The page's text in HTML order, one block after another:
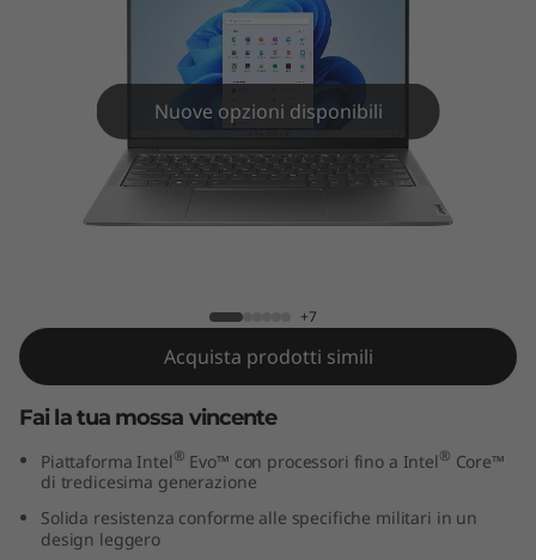
n
e
Nuove opzioni disponibili
+7
Acquista prodotti simili
Fai la tua mossa vincente
Piattaforma Intel® Evo™ con processori fino a Intel® Core™
di tredicesima generazione
Solida resistenza conforme alle specifiche militari in un
design leggero